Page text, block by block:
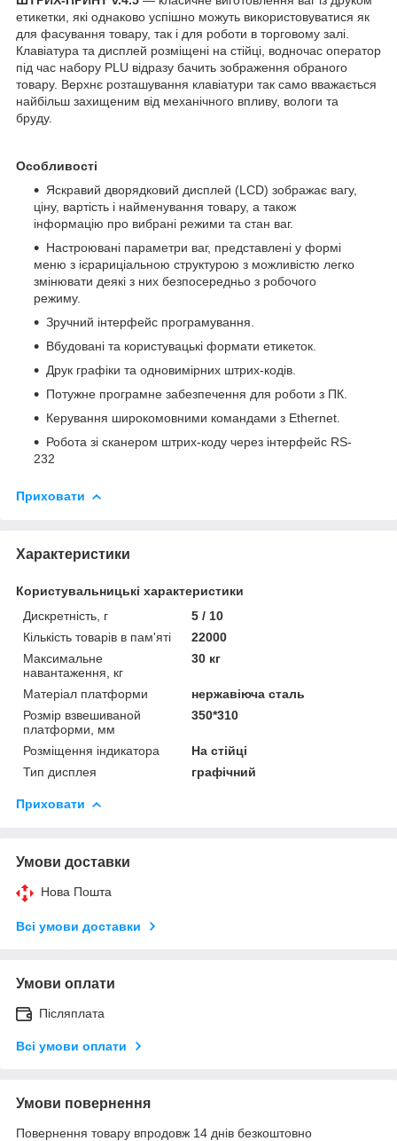
етикетки, які однаково успішно можуть використовуватися як
для фасування товару, так і для роботи в торговому залі.
Клавіатура та дисплей розміщені на стійці, водночас оператор
під час набору PLU відразу бачить зображення обраного
товару. Верхнє розташування клавіатури так само вважається
найбільш захищеним від механічного впливу, вологи та
бруду.
Особливості
Яскравий дворядковий дисплей (LCD) зображає вагу,
ціну, вартість і найменування товару, а також
інформацію про вибрані режими та стан ваг.
Настроювані параметри ваг, представлені у формі
меню з ієрариціальною структурою з можливістю легко
змінювати деякі з них безпосередньо з робочого
режиму.
Зручний інтерфейс програмування.
Вбудовані та користувацькі формати етикеток.
Друк графіки та одновимірних штрих-кодів.
Потужне програмне забезпечення для роботи з ПК.
Керування широкомовними командами з Ethernet.
Робота зі сканером штрих-коду через інтерфейс RS-
232
Приховати
Характеристики
Користувальницькі характеристики
Дискретність, г
5 / 10
Кількість товарів в пам'яті
22000
Максимальне
навантаження, кг
30 кг
Матеріал платформи
нержавіюча сталь
Розмір взвешиваной
платформи, мм
350*310
Розміщення індикатора
На стійці
Тип дисплея
графічний
Приховати
Умови доставки
Нова Пошта
Всі умови доставки
Умови оплати
Післяплата
Всі умови оплати
Умови повернення
Повернення товару впродовж 14 днів безкоштовно